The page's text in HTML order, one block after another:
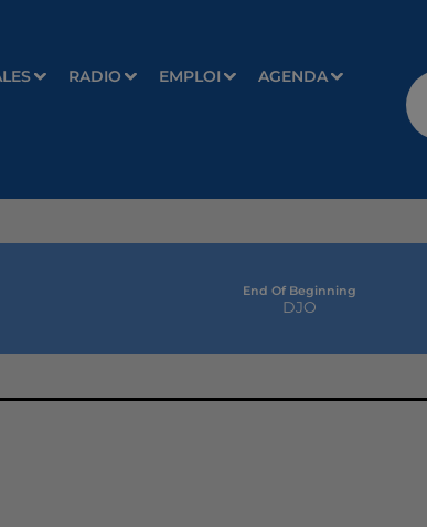
RADIO EMPLOI AGENDA
End Of Beginning
DJO